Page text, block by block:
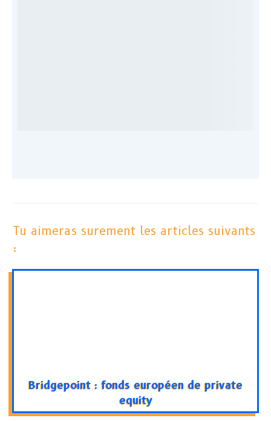
Tu aimeras surement les articles suivants
:
Bridgepoint : fonds européen de private
equity